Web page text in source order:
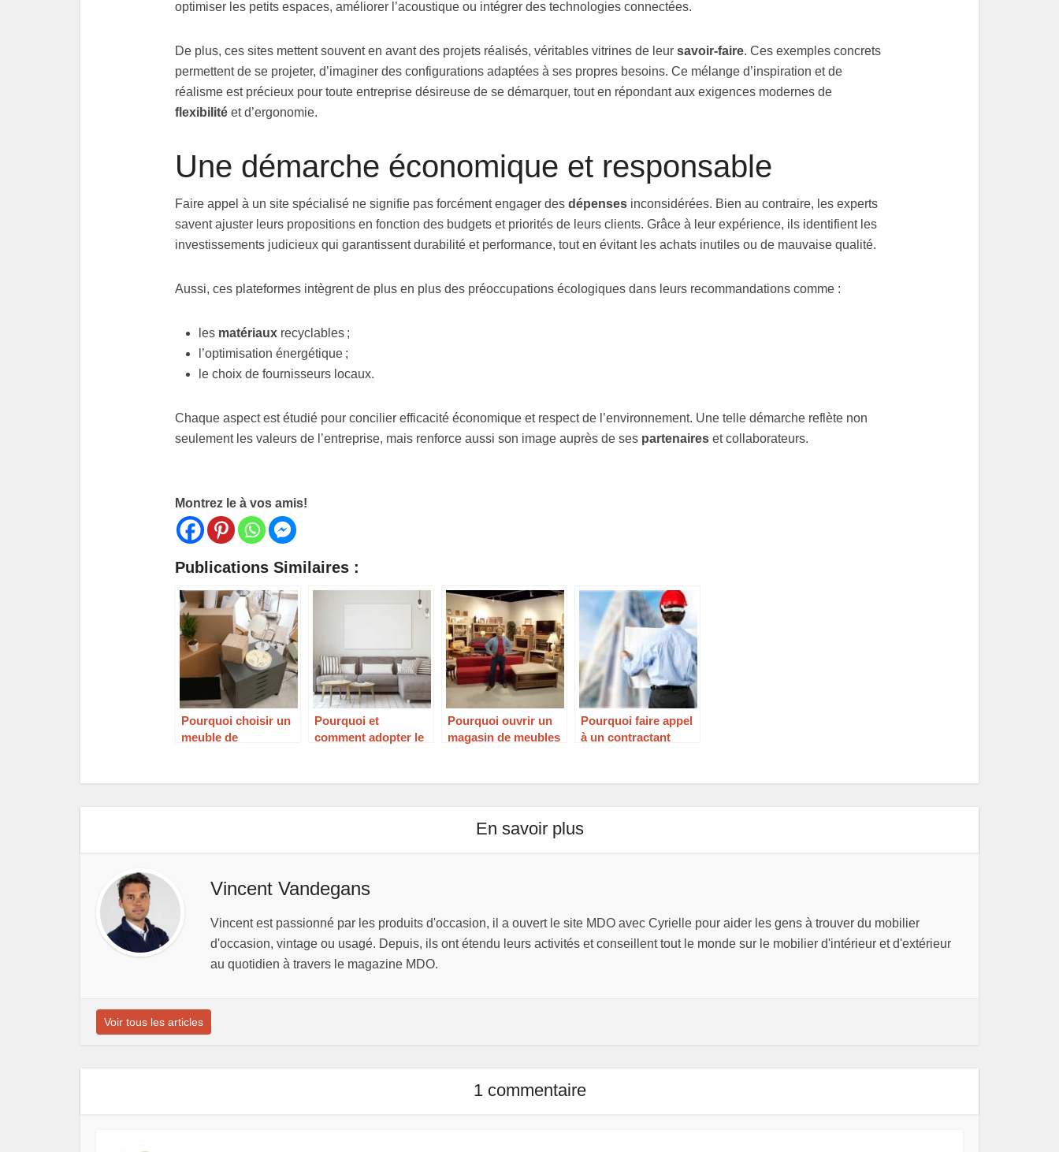
optimiser les petits espaces, améliorer l’acoustique ou intégrer des technologies connectées.
De plus, ces sites mettent souvent en avant des projets réalisés, véritables vitrines de leur savoir-faire. Ces exemples concrets
permettent de se projeter, d’imaginer des configurations adaptées à ses propres besoins. Ce mélange d’inspiration et de
réalisme est précieux pour toute entreprise désireuse de se démarquer, tout en répondant aux exigences modernes de
flexibilité et d’ergonomie.
Une démarche économique et responsable
Faire appel à un site spécialisé ne signifie pas forcément engager des dépenses inconsidérées. Bien au contraire, les experts
savent ajuster leurs propositions en fonction des budgets et priorités de leurs clients. Grâce à leur expérience, ils identifient les
investissements judicieux qui garantissent durabilité et performance, tout en évitant les achats inutiles ou de mauvaise qualité.
Aussi, ces plateformes intègrent de plus en plus des préoccupations écologiques dans leurs recommandations comme :
les matériaux recyclables ;
l’optimisation énergétique ;
le choix de fournisseurs locaux.
Chaque aspect est étudié pour concilier efficacité économique et respect de l’environnement. Une telle démarche reflète non
seulement les valeurs de l’entreprise, mais renforce aussi son image auprès de ses partenaires et collaborateurs.
Montrez le à vos amis!
Publications Similaires :
Pourquoi choisir un
meuble de
Pourquoi et
comment adopter le
Pourquoi ouvrir un
magasin de meubles
Pourquoi faire appel
à un contractant
l’agencement de son
En savoir plus
Vincent Vandegans
Vincent est passionné par les produits d'occasion, il a ouvert le site MDO avec Cyrielle pour aider les gens à trouver du mobilier
d'occasion, vintage ou usagé. Depuis, ils ont étendu leurs activités et conseillent tout le monde sur le mobilier d'intérieur et d'extérieur
au quotidien à travers le magazine MDO.
Voir tous les articles
1 commentaire